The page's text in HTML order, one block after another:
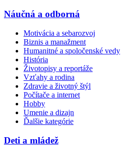
Náučná a odborná
Motivácia a sebarozvoj
Biznis a manažment
Humanitné a spoločenské vedy
História
Životopisy a reportáže
Vzťahy a rodina
Zdravie a životný štýl
Počítače a internet
Hobby
Umenie a dizajn
Ďalšie kategórie
Deti a mládež